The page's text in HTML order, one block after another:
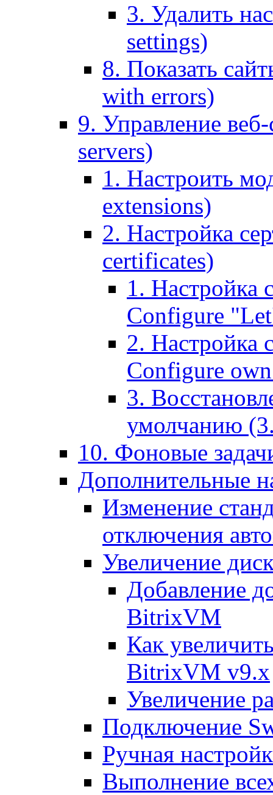
3. Удалить
settings)
8. Показать
with errors)
9. Управление
servers)
1. Настроить
extensions)
2. Настройка
certificates)
1. Настройка
Configure
2. Настройка
Configure
3.
умолчанию
10. Фоновые
Дополнительные
Изменение
отключения
Увеличение
Добавление
BitrixVM
Как
BitrixVM v9.x
Увеличение
Подключение
Ручная
Выполнение